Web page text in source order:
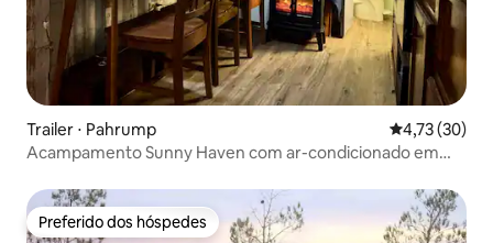
Trailer ⋅ Pahrump 4,73 de uma
4,73 (30)
Acampamento Sunny Haven com ar-condicionado em
Preferido dos hóspedes
Preferido dos hóspedes